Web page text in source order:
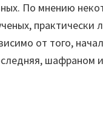
По мнению
практически
от того,
шафраном